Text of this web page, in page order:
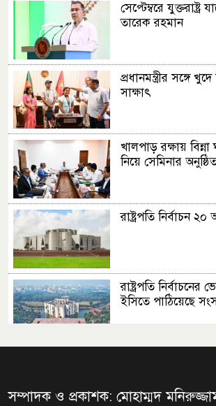
সেপ্টেম্বরে যুক্তরাষ্ট্র
তারেক রহমান
প্রধানমন্ত্রীর সঙ্গে
সাক্ষাৎ
খালপাড় রক্ষায়
নিয়ে সেমিনার
রাষ্ট্রপতি নির্বাচন
রাষ্ট্রপতি নির্বাচনের
ইসিতে পাঠিয়েছে
সম্পাদক ও প্রকাশক: মোহাম্মদ